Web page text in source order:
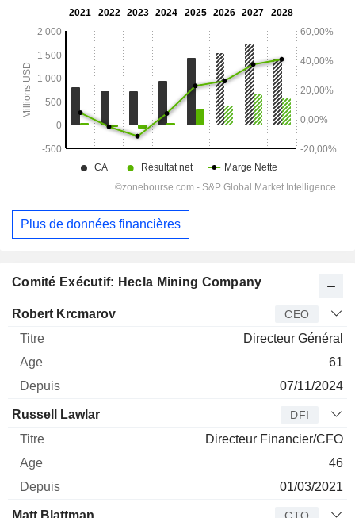
Comité Exécutif: Hecla Mining Company
Dirigeant Titre Age
Robert Krcmarov CEO
Directeur Général
61
07/11/2024
Russell Lawlar DFI
Directeur Financier/CFO
46
01/03/2021
Matt Blattman CTO
Plus de données financières